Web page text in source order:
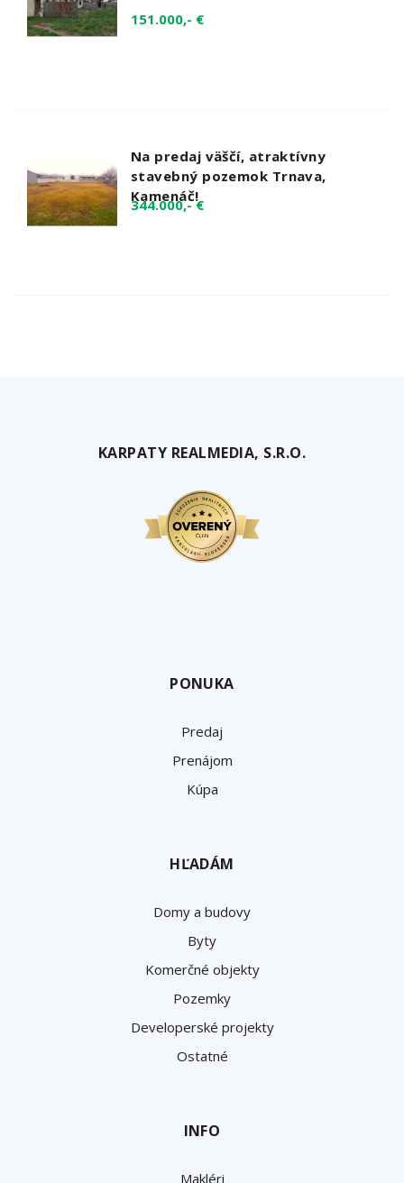
151.000,- €
Na predaj väščí, atraktívny
stavebný pozemok Trnava,
Kamenáč!
344.000,- €
KARPATY REALMEDIA, S.R.O.
PONUKA
Predaj
Prenájom
Kúpa
HĽADÁM
Domy a budovy
Byty
Komerčné objekty
Pozemky
Developerské projekty
Ostatné
INFO
Makléri